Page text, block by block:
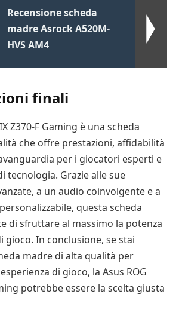
Recensione scheda
madre Asrock A520M-
HVS AM4
finali
Z370-F Gaming è una scheda
che offre prestazioni, affidabilità
per i giocatori esperti e
tecnologia. Grazie alle sue
a un audio coinvolgente e a
questa scheda
di sfruttare al massimo la potenza
gioco. In conclusione, se stai
madre di alta qualità per
di gioco, la Asus ROG
potrebbe essere la scelta giusta